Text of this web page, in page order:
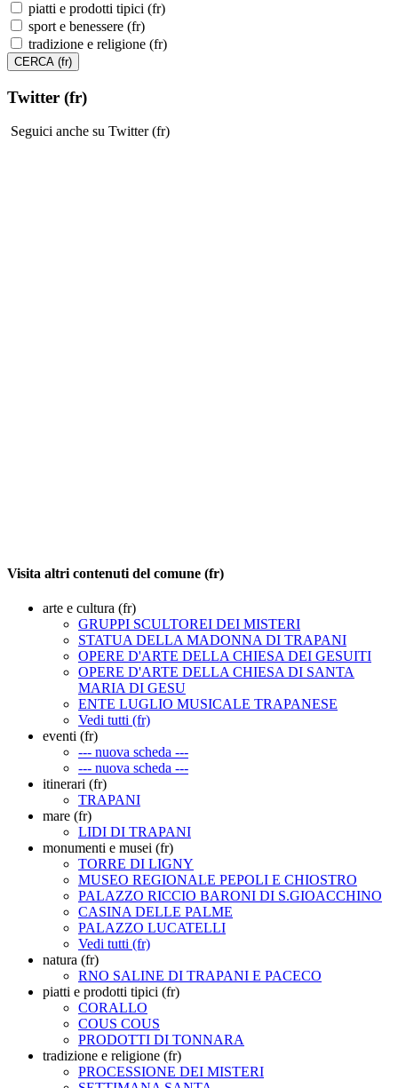
piatti e prodotti tipici (fr)
sport e benessere (fr)
tradizione e religione (fr)
Twitter (fr)
Seguici anche su Twitter (fr)
Visita altri contenuti del comune (fr)
arte e cultura (fr)
GRUPPI SCULTOREI DEI MISTERI
STATUA DELLA MADONNA DI TRAPANI
OPERE D'ARTE DELLA CHIESA DEI GESUITI
OPERE D'ARTE DELLA CHIESA DI SANTA
MARIA DI GESU
ENTE LUGLIO MUSICALE TRAPANESE
Vedi tutti (fr)
eventi (fr)
--- nuova scheda ---
--- nuova scheda ---
itinerari (fr)
TRAPANI
mare (fr)
LIDI DI TRAPANI
monumenti e musei (fr)
TORRE DI LIGNY
MUSEO REGIONALE PEPOLI E CHIOSTRO
PALAZZO RICCIO BARONI DI S.GIOACCHINO
CASINA DELLE PALME
PALAZZO LUCATELLI
Vedi tutti (fr)
natura (fr)
RNO SALINE DI TRAPANI E PACECO
piatti e prodotti tipici (fr)
CORALLO
COUS COUS
PRODOTTI DI TONNARA
tradizione e religione (fr)
PROCESSIONE DEI MISTERI